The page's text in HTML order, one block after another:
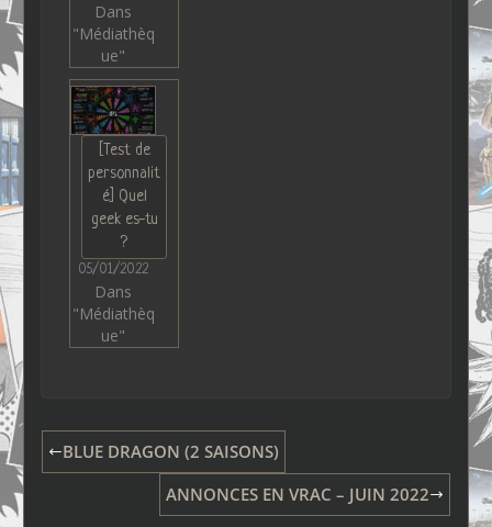
Dans
"Médiathèq
ue"
[Test de
personnalit
é] Quel
geek es-tu
?
05/01/2022
Dans
"Médiathèq
ue"
BLUE DRAGON (2 SAISONS)
ANNONCES EN VRAC – JUIN 2022